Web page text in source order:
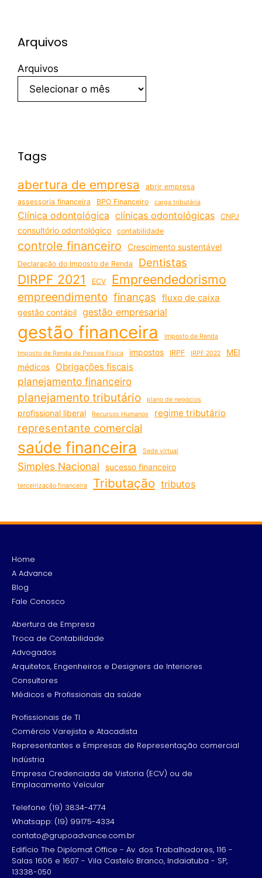
Arquivos
Arquivos
Tags
abertura de empresa
abrir empresa
assessoria financeira
BPO Financeiro carga tributária
Clínica odontológica clínicas odontológicas CNPJ
consultório odontológico contabilidade
controle financeiro Crescimento sustentável
Declaração do Imposto de Renda Dentistas
DIRPF 2021 ECV Empreendedorismo
empreendimento finanças fluxo de caixa
gestão contábil gestão empresarial
gestão financeira Imposto de Renda
Imposto de Renda de Pessoa Física impostos IRPF IRPF 2022
MEI
médicos
Obrigações fiscais
planejamento financeiro
planejamento tributário plano de negócios
profissional liberal Recursos Humanos regime tributário
representante comercial
saúde financeira Sede virtual
Simples Nacional sucesso financeiro
terceirização financeira Tributação tributos
Home
A Advance
Blog
Fale Conosco
Abertura de Empresa
Troca de Contabilidade
Advogados
Arquitetos, Engenheiros e Designers de Interiores
Consultores
Médicos e Profissionais da saúde
Profissionais de TI
Comércio Varejista e Atacadista
Representantes e Empresas de Representação comercial
Indústria
Empresa Credenciada de Vistoria (ECV) ou de
Emplacamento Veícular
Telefone: (19) 3834-4774
Whatsapp: (19) 99175-4334
contato@grupoadvance.com.br
Edifício The Diplomat Office - Av. dos Trabalhadores, 116 -
Salas 1606 e 1607 - Vila Castelo Branco, Indaiatuba - SP,
13338-050